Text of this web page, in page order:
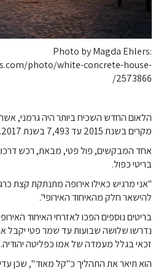
Photo by Magda Ehlers:
photo/white-concrete-house-
2573866/
מקרים בשנת 2015 עד 7,493 בשנת 2017.
אחד המבקשים, פול פטי, מבאת, רכש דרכון
בריטי כפול.
להישאר חלק מהאיחוד האירופי".
בריטים נוספים הפכו לאזרחי האיחוד האירופי ב
נדרשו שלושה שבועות עד שמר פטי יקבל
זכאי בגלל מעמדה של אמו כפליטה יהודיה.
הוא תיאר את התהליך כ"קל מאוד ", שכן